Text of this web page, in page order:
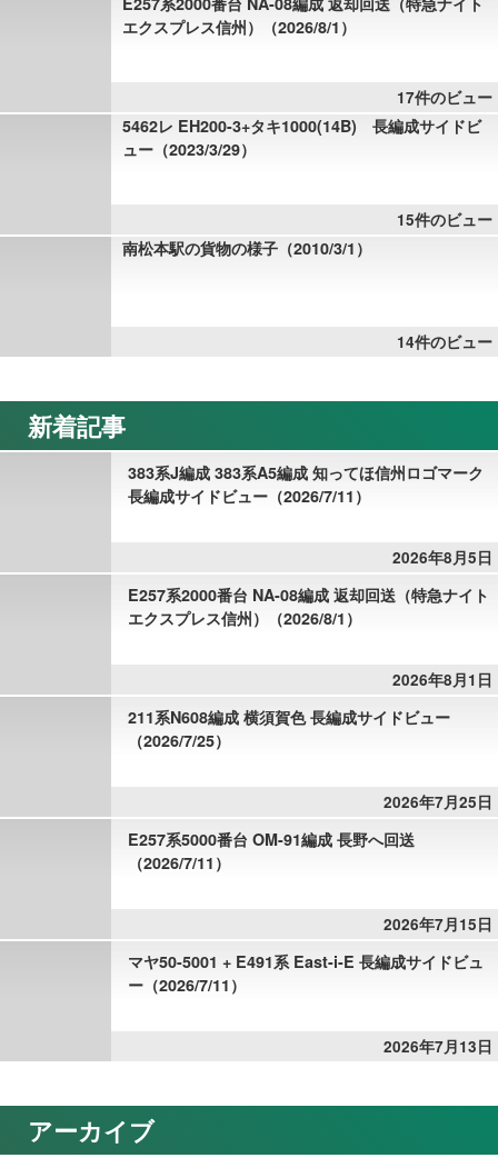
エクスプレス信州）（2026/8/1）
17件のビュー
5462レ EH200-3+タキ1000(14B) 長編成サイドビ
ュー（2023/3/29）
15件のビュー
南松本駅の貨物の様子（2010/3/1）
14件のビュー
新着記事
383系J編成 383系A5編成 知ってほ信州ロゴマーク
長編成サイドビュー（2026/7/11）
2026年8月5日
E257系2000番台 NA-08編成 返却回送（特急ナイト
エクスプレス信州）（2026/8/1）
2026年8月1日
211系N608編成 横須賀色 長編成サイドビュー
（2026/7/25）
2026年7月25日
E257系5000番台 OM-91編成 長野へ回送
（2026/7/11）
2026年7月15日
マヤ50-5001 + E491系 East-i-E 長編成サイドビュ
ー（2026/7/11）
2026年7月13日
アーカイブ